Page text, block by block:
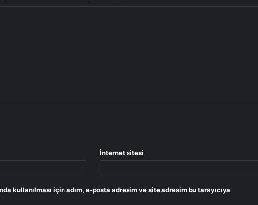
İnternet sitesi
kullanılması için adım, e-posta adresim ve site adresim bu tarayıcıya